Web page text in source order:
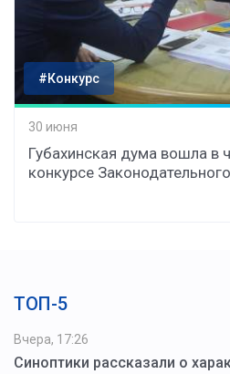
#Конкурс
30 июня
Губахинская дума вошла в
конкурсе
ТОП-5
Вчера, 17:26
Синоптики рассказали о